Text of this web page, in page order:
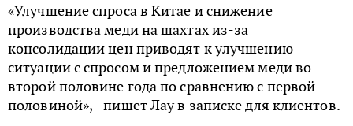
«Улучшение спроса в Китае и снижение
производства меди на шахтах из-за
консолидации цен приводят к улучшению
ситуации с спросом и предложением меди во
второй половине года по сравнению с первой
половиной», - пишет Лау в записке для клиентов.